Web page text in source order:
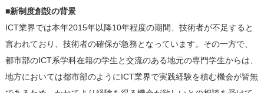
■新制度創設の背景
ICT業界では本年2015年以降10年程度の期間、技術者が不足すると
言われており、技術者の確保が急務となっています。その一方で、
都市部のICT系学科在籍の学生と交流のある地元の専門学生からは、
地方においては都市部のようにICT業界で実践経験を積む機会が皆無